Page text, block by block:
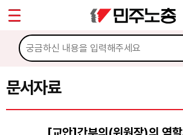
문서자료
마이페이지
소개
소식
Sketchbook5, 스케